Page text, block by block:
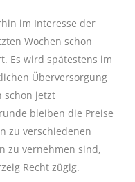
im Interesse der
Wochen schon
Es wird spätestens im
Überversorgung
schon jetzt
bleiben die Preise
zu verschiedenen
zu vernehmen sind,
Recht zügig.